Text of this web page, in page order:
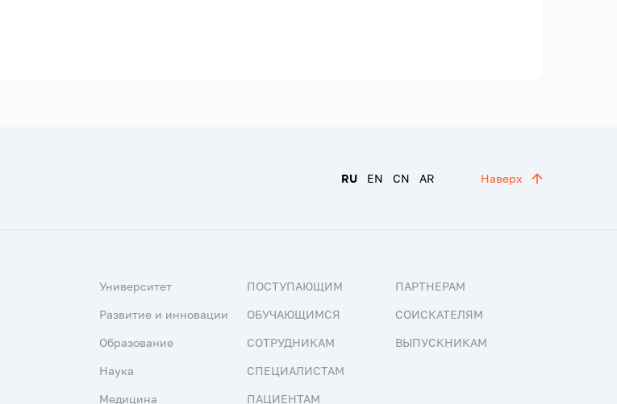
RU EN CN AR Наверх
Университет
Развитие и инновации
Образование
Наука
Медицина
ПОСТУПАЮЩИМ
ОБУЧАЮЩИМСЯ
СОТРУДНИКАМ
СПЕЦИАЛИСТАМ
ПАЦИЕНТАМ
ПАРТНЕРАМ
СОИСКАТЕЛЯМ
ВЫПУСКНИКАМ